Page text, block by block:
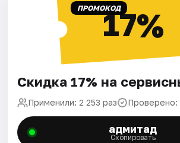
ПРОМОКОД17%
Скидка 17% на
Применили: 2 253 раз Проверено:
адмитад
Скопировать